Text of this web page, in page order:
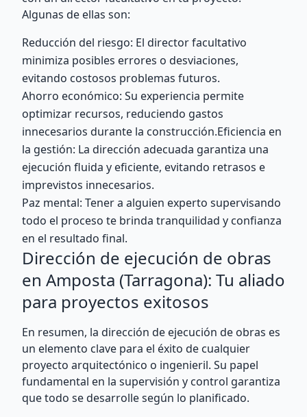
Algunas de ellas son:
Reducción del riesgo: El director facultativo
minimiza posibles errores o desviaciones,
evitando costosos problemas futuros.
Ahorro económico: Su experiencia permite
optimizar recursos, reduciendo gastos
innecesarios durante la construcción.Eficiencia en
la gestión: La dirección adecuada garantiza una
ejecución fluida y eficiente, evitando retrasos e
imprevistos innecesarios.
Paz mental: Tener a alguien experto supervisando
todo el proceso te brinda tranquilidad y confianza
en el resultado final.
Dirección de ejecución de obras
en Amposta (Tarragona): Tu aliado
para proyectos exitosos
En resumen, la dirección de ejecución de obras es
un elemento clave para el éxito de cualquier
proyecto arquitectónico o ingenieril. Su papel
fundamental en la supervisión y control garantiza
que todo se desarrolle según lo planificado.